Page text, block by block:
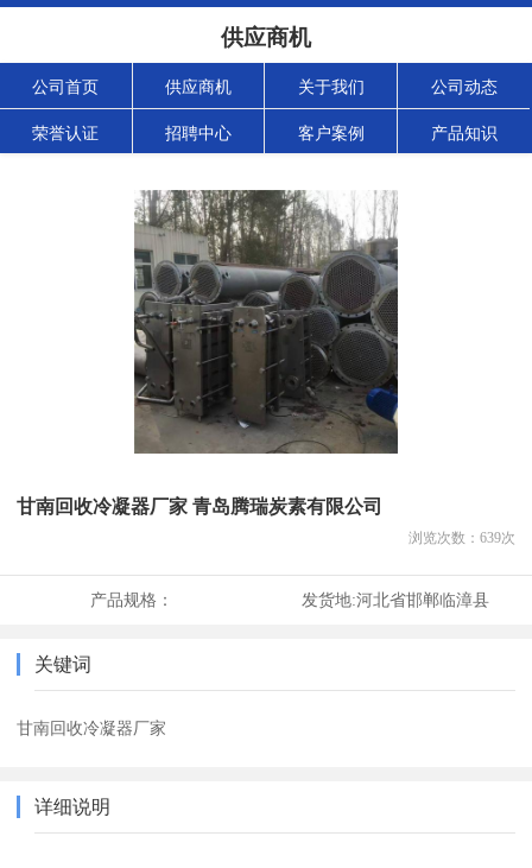
供应商机
公司首页 供应商机 关于我们 公司动态
荣誉认证 招聘中心 客户案例 产品知识
甘南回收冷凝器厂家 青岛腾瑞炭素有限公司
浏览次数： 639次
产品规格： 发货地:河北省邯郸临漳县
关键词
甘南回收冷凝器厂家
详细说明